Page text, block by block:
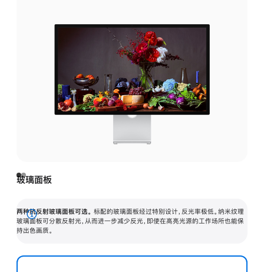
玻璃面板
两种抗反射玻璃面板可选。 标配的玻璃面板经过特别设计，反光率极低。纳米纹理
玻璃面板可分散反射光，从而进一步减少反光，即使在高亮光源的工作场所也能保
持出色画质。
展
开